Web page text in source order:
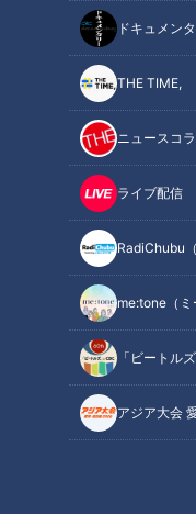
ドキュメン
THE TIME,
ニュースコ
ライブ配信
RadiChubu
me:tone（ミ
「ビートル
アジア大会
この記事を見たあ
ほぼ５００円以下の無印
海地方初上陸の新業態！
お助けWEEK】